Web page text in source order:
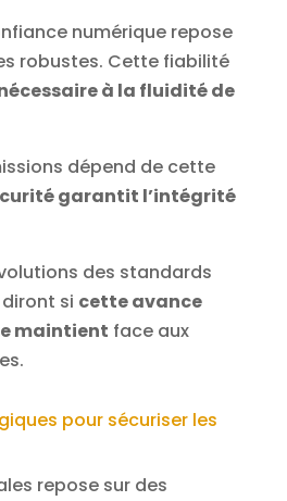
numérique repose
robustes. Cette fiabilité
à la fluidité de
dépend de cette
garantit l’intégrité
des standards
si cette avance
maintient face aux
pour sécuriser les
repose sur des